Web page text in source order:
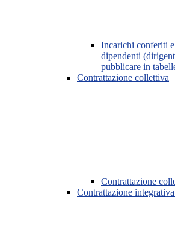
Incarichi conferiti
dipendenti
pubblicare in
Contrattazione collettiva
Contrattazione
Contrattazione integrativa